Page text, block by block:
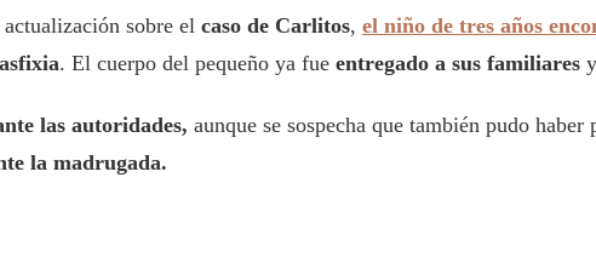
sobre el caso de Carlitos, el niño de tres años
. El cuerpo del pequeño ya fue entregado a sus familiares
las autoridades, aunque se sospecha que también pudo
la madrugada.